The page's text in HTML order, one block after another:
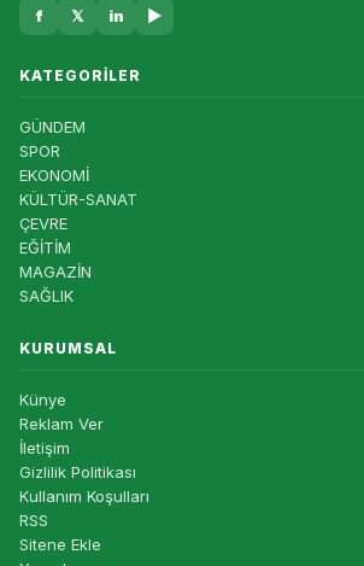
f 𝕏 in ▶
KATEGORILER
GÜNDEM
SPOR
EKONOMİ
KÜLTÜR-SANAT
ÇEVRE
EĞİTİM
MAGAZİN
SAĞLIK
KURUMSAL
Künye
Reklam Ver
İletişim
Gizlilik Politikası
Kullanım Koşulları
RSS
Sitene Ekle